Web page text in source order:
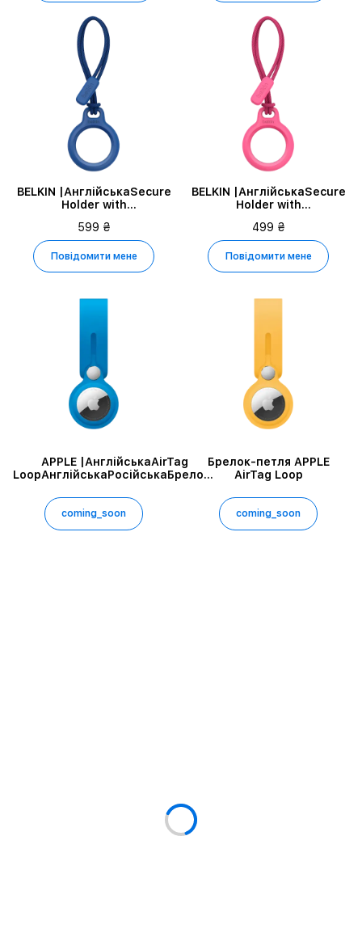
BELKIN |АнглійськаSecure
Holder with
599 ₴
Повідомити мене
BELKIN |АнглійськаSecure
Holder with
Рожевий
499 ₴
Повідомити мене
APPLE |АнглійськаAirTag
LoopАнглійськаРосійськаБрелок-
LoopРосійськаУкраїнськаБрелок-
петля Apple AirTag
LoopУкраїнська|, Capri Blue
coming_soon
Брелок-петля APPLE
AirTag Loop
coming_soon